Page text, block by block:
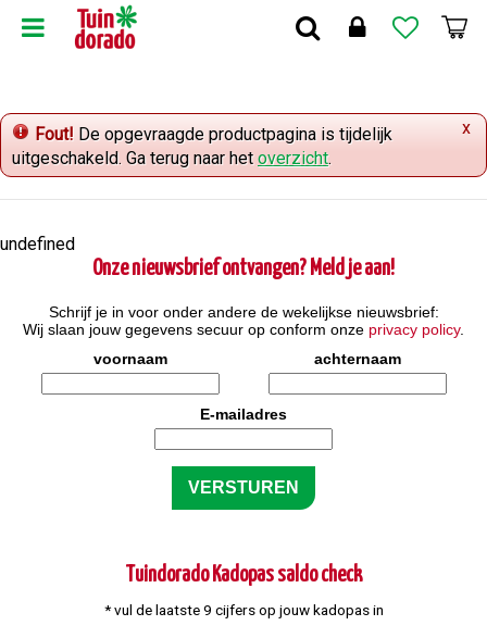
r
o
n
e
x
Fout! De opgevraagde productpagina is tijdelijk
uitgeschakeld. Ga terug naar hetoverzicht.
undefined
Onze nieuwsbrief ontvangen? Meld je aan!
Schrijf je in voor onder andere de wekelijkse nieuwsbrief:
Wij slaan jouw gegevens secuur op conform onze privacy policy.
voornaam
achternaam
E-mailadres
Tuindorado Kadopas saldo check
* vul de laatste 9 cijfers op jouw kadopas in